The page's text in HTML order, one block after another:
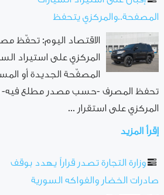
المصفحة..والمركزي يتحفظ
الاقتصاد اليوم: تحفّظ
المركزي على استيراد
المصفّحة الجديدة أو
تحفظ المصرف -حسب مصدر مطلع
المركزي على استقرار ...
إقرأ المزيد
وزارة التجارة تصدر قراراً يهدد بوقف
صادرات الخضار والفواكه السورية